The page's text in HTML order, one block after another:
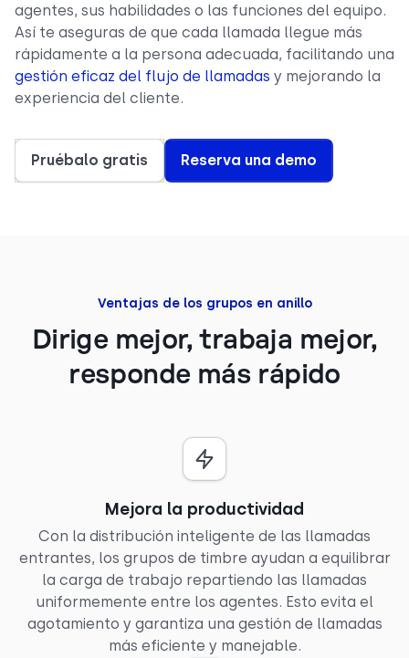
agentes, sus habilidades o las funciones del equipo.
Así te aseguras de que cada llamada llegue más
rápidamente a la persona adecuada, facilitando una
gestión eficaz del flujo de llamadas y mejorando la
experiencia del cliente.
Pruébalo gratis Reserva una demo
Ventajas de los grupos en anillo
Dirige mejor, trabaja mejor,
responde más rápido
Mejora la productividad
Con la distribución inteligente de las llamadas
entrantes, los grupos de timbre ayudan a equilibrar
la carga de trabajo repartiendo las llamadas
uniformemente entre los agentes. Esto evita el
agotamiento y garantiza una gestión de llamadas
más eficiente y manejable.